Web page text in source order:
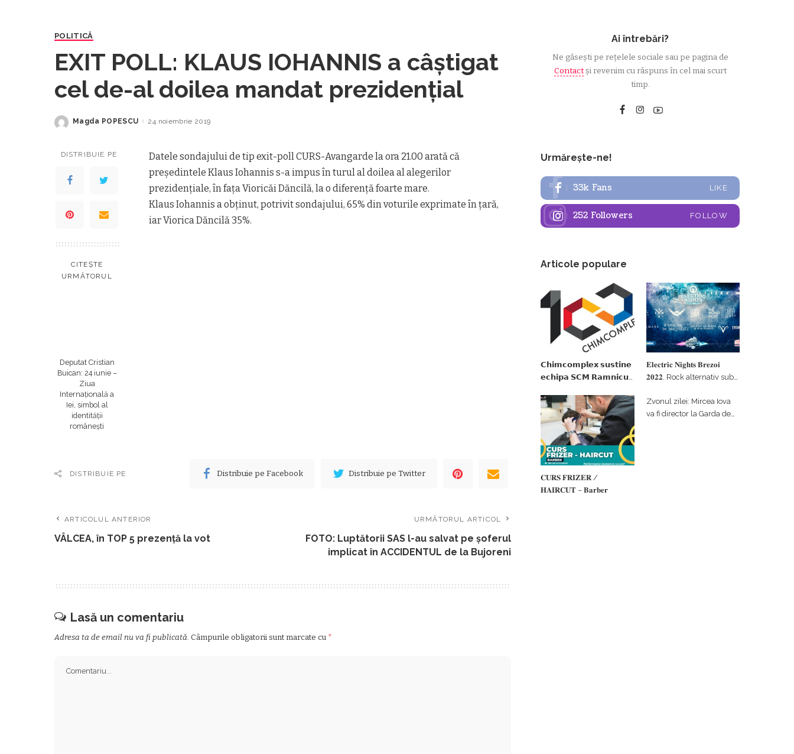
POLITICĂ
EXIT POLL: KLAUS IOHANNIS a câștigat
cel de-al doilea mandat prezidențial
Posted
Magda POPESCU 24 noiembrie 2019
DISTRIBUIE PE
CITEȘTE
URMĂTORUL
Deputat Cristian
Buican: 24 iunie –
Ziua
Internațională a
Iei, simbol al
identității
românești
Datele sondajului de tip exit-poll CURS-Avangarde la ora 21.00 arată că
preşedintele Klaus Iohannis s-a impus în turul al doilea al alegerilor
prezidenţiale, în faţa Vioricăi Dăncilă, la o diferenţă foarte mare.
Klaus Iohannis a obţinut, potrivit sondajului, 65% din voturile exprimate în ţară,
iar Viorica Dăncilă 35%.
DISTRIBUIE PE Distribuie pe Facebook Distribuie pe Twitter
ARTICOLUL ANTERIOR
VÂLCEA, în TOP 5 prezență la vot
URMĂTORUL ARTICOL
FOTO: Luptătorii SAS l-au salvat pe șoferul
implicat în ACCIDENTUL de la Bujoreni
Lasă un comentariu
Adresa ta de email nu va fi publicată. Câmpurile obligatorii sunt marcate cu *
Ai întrebări?
Ne găsești pe rețelele sociale sau pe pagina de
Contactși revenim cu răspuns în cel mai scurt
timp.
Urmărește-ne!
33k Fans LIKE
252 Followers FOLLOW
Articole populare
𝗖𝗵𝗶𝗺𝗰𝗼𝗺𝗽𝗹𝗲𝘅 𝘀𝘂𝘀𝘁𝗶𝗻𝗲
𝗲𝗰𝗵𝗶𝗽𝗮 𝗦𝗖𝗠 𝗥𝗮𝗺𝗻𝗶𝗰𝘂
𝗽𝗮𝗿𝘁𝗲𝗻𝗲𝗿 𝗳𝗶𝗻𝗮𝗻𝘁𝗮𝘁𝗼𝗿
𝐄𝐥𝐞𝐜𝐭𝐫𝐢𝐜 𝐍𝐢𝐠𝐡𝐭𝐬 𝐁𝐫𝐞𝐳𝐨𝐢
𝟐𝟎𝟐𝟐. Rock alternativ sub
#𝐁𝐫𝐞𝐳𝐨𝐢𝐮𝐥𝐋𝐮𝐦𝐢𝐢
𝐂𝐔𝐑𝐒 𝐅𝐑𝐈𝐙𝐄𝐑 /
𝐇𝐀𝐈𝐑𝐂𝐔𝐓 – 𝐁𝐚𝐫𝐛𝐞𝐫
Zvonul zilei: Mircea Iova
va fi director la Garda de